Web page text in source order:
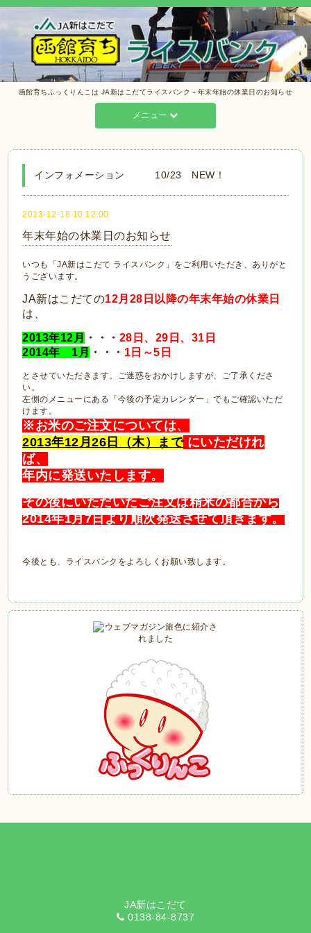
函館育ちふっくりんこは JA新はこだてライスバンク - 年末年始の休業日のお知らせ
メニュー
インフォメーション 10/23 NEW！
2013-12-18 10:12:00
年末年始の休業日のお知らせ
いつも「JA新はこだて ライスバンク」をご利用いただき、ありがと
うございます。
JA新はこだての12月28日以降の年末年始の休業日
は、
2013年12月 ・・・ 28日、29日、31日
2014年 1月
・・・ 1日～5日
とさせていただきます。ご迷惑をおかけしますが、ご了承くださ
い。
左側のメニューにある「今後の予定カレンダー」でもご確認いただ
けます。
※お米のご注文については、
2013年12月26日（木）まで にいただけれ
ば、
年内に発送いたします。
その後にいただいたご注文は精米の都合から
2014年1月7日より順次発送させて頂きます。
今後とも、ライスバンクをよろしくお願い致します。
JA新はこだて
0138-84-8737